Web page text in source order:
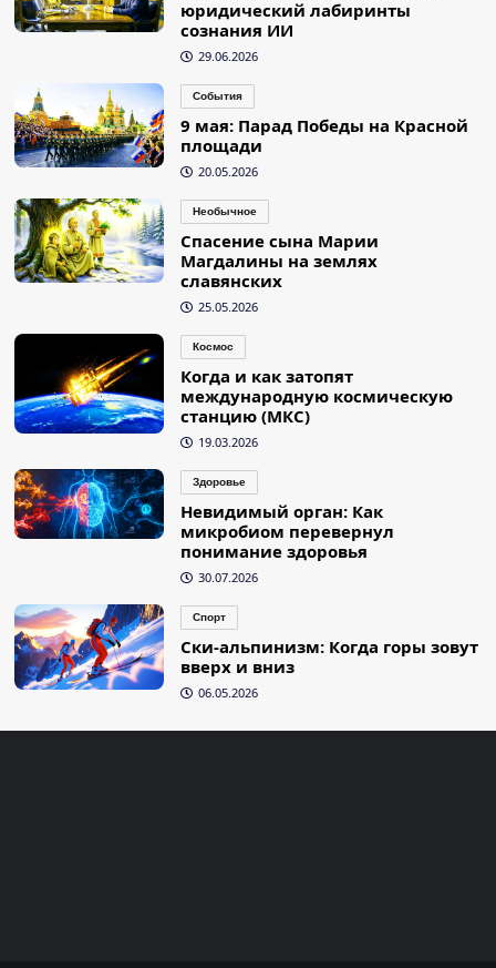
юридический лабиринты
сознания ИИ
29.06.2026
События
9 мая: Парад Победы на Красной
площади
20.05.2026
Необычное
Спасение сына Марии
Магдалины на землях
славянских
25.05.2026
Космос
Когда и как затопят
международную космическую
станцию (МКС)
19.03.2026
Здоровье
Невидимый орган: Как
микробиом перевернул
понимание здоровья
30.07.2026
Спорт
Ски-альпинизм: Когда горы зовут
вверх и вниз
06.05.2026